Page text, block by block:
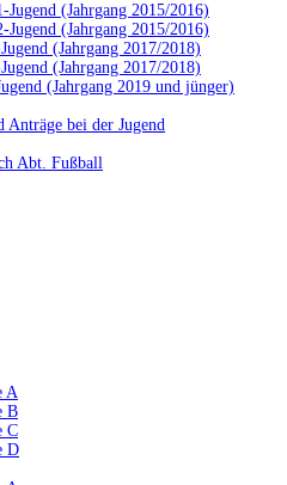
Jugend (Jahrgang 2015/2016)
Jugend (Jahrgang 2015/2016)
(Jahrgang 2017/2018)
(Jahrgang 2017/2018)
(Jahrgang 2019 und jünger)
Anträge bei der Jugend
Abt. Fußball
A
B
C
D